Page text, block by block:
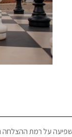
על רמת